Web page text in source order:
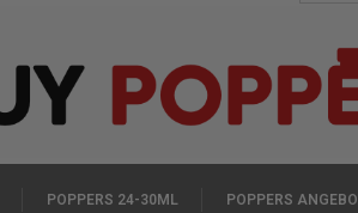
POPPERS 24-30ML POPPERS